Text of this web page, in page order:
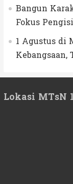
Bangun
Fokus
1 Agustus di
Lokasi MTsN